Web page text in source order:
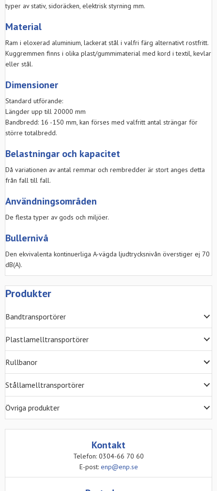
Produkter
Bandtransportörer
Plastlamelltransportörer
Rullbanor
Stållamelltransportörer
Övriga produkter
typer av stativ, sidoräcken, elektrisk styrning mm.
Material
Ram i eloxerad aluminium, lackerat stål i valfri färg alternativt rostfritt.
Kuggremmen finns i olika plast/gummimaterial med kord i textil, kevlar
eller stål.
Dimensioner
Standard utförande:
Längder upp till 20000 mm
Bandbredd: 16 -150 mm, kan förses med valfritt antal strängar för
större totalbredd.
Belastningar och kapacitet
Då variationen av antal remmar och rembredder är stort anges detta
från fall till fall.
Användningsområden
De flesta typer av gods och miljöer.
Bullernivå
Den ekvivalenta kontinuerliga A-vägda ljudtrycksnivån överstiger ej 70
dB(A).
Kontakt
Telefon: 0304-66 70 60
E-post: enp@enp.se